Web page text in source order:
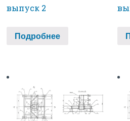
выпуск 2
Подробнее